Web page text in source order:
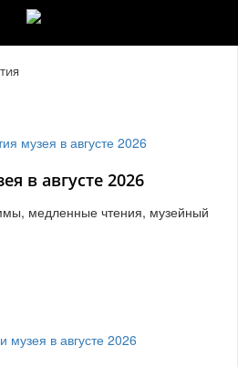
в августе 2026
медленные чтения, музейный